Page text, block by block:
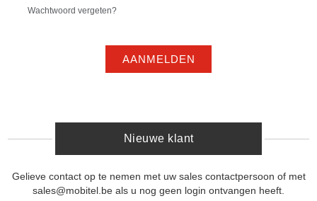
Wachtwoord vergeten?
AANMELDEN
Nieuwe klant
Gelieve contact op te nemen met uw sales contactpersoon of met
sales@mobitel.be als u nog geen login ontvangen heeft.